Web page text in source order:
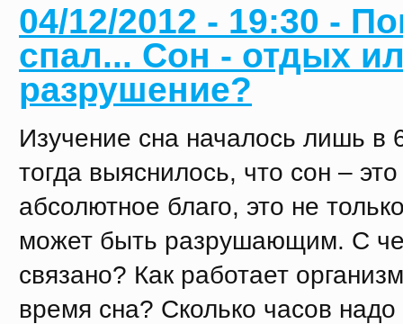
04/12/2012 - 19:30 -
спал... Сон - отдых
разрушение?
Изучение сна началось лишь в
тогда выяснилось, что сон –
абсолютное благо, это не
может быть разрушающим. С
связано? Как работает
время сна? Сколько часов надо